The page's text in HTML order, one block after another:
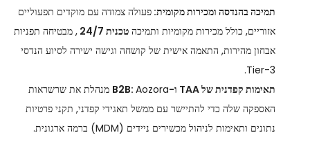
תמיכה בהנדסה ומכירות מקומית: פעולה צמודה עם מוקדים תפעוליים
אזוריים, כולל מכירות מקומיות ותמיכה טכנית 24/7
, מבטיחה תפניות
אבחון מהירות, התאמה אישית של קושחה וגישה ישירה לסיוע הנדסי
Tier-3.
תאימות קפדנית של TAA ו-B2B:
Aozora מנהלת את שרשראות
האספקה ​​שלה כדי להתיישר עם ממשל תאגידי קפדני, תקני פרטיות
נתונים ותאימות לניהול מכשירים ניידים (MDM) ברמה ארגונית.